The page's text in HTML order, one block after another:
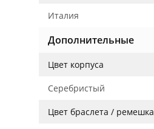
Италия
Дополнительные
Цвет корпуса
Серебристый
Цвет браслета / ремешка